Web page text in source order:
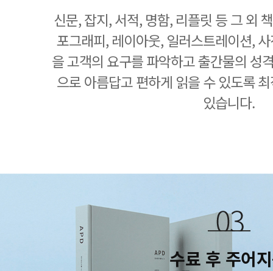
신문, 잡지, 서적, 명함, 리플릿 등 그 외
포그래피, 레이아웃, 일러스트레이션,
을 고객의 요구를 파악하고 출간물의 성
으로 아름답고 편하게 읽을 수 있도록
있습니다.
수료 후 주어